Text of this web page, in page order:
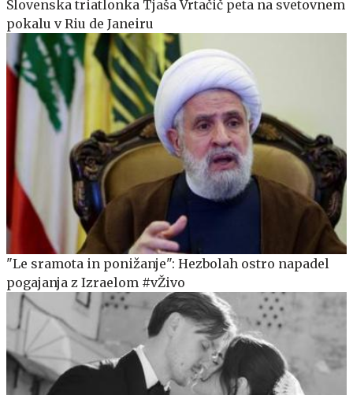
Slovenska triatlonka Tjaša Vrtačič peta na svetovnem
pokalu v Riu de Janeiru
"Le sramota in ponižanje": Hezbolah ostro napadel
pogajanja z Izraelom #vŽivo